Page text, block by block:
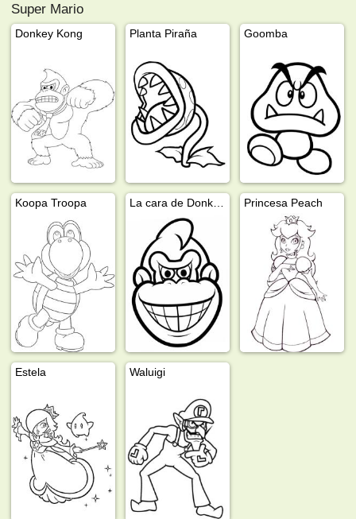
Super Mario
Donkey Kong Planta Piraña Goomba
Koopa Troopa Princesa Peach
Estela Waluigi